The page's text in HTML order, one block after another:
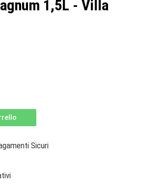
1,5L - Villa
Sicuri